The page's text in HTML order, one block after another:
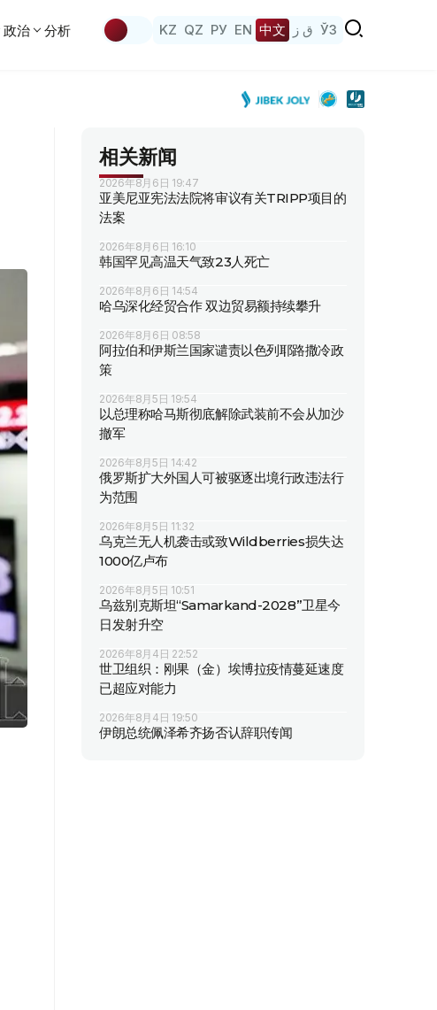
政治 分析 KZ QZ РУ EN 中文 ق ز ЎЗ
相关新闻
2026年8月6日 19:47
亚美尼亚宪法法院将审议有关TRIPP项目的
法案
2026年8月6日 16:10
韩国罕见高温天气致23人死亡
2026年8月6日 14:54
哈乌深化经贸合作 双边贸易额持续攀升
2026年8月6日 08:58
阿拉伯和伊斯兰国家谴责以色列耶路撒冷政
策
2026年8月5日 19:54
以总理称哈马斯彻底解除武装前不会从加沙
撤军
2026年8月5日 14:42
俄罗斯扩大外国人可被驱逐出境行政违法行
为范围
2026年8月5日 11:32
乌克兰无人机袭击或致Wildberries损失达
1000亿卢布
2026年8月5日 10:51
乌兹别克斯坦“Samarkand-2028”卫星今
日发射升空
2026年8月4日 22:52
世卫组织：刚果（金）埃博拉疫情蔓延速度
已超应对能力
2026年8月4日 19:50
伊朗总统佩泽希齐扬否认辞职传闻